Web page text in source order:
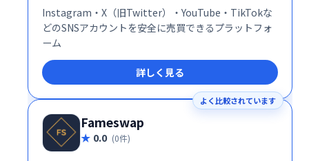
Instagram・X（旧Twitter）・YouTube・TikTokな
どのSNSアカウントを安全に売買できるプラットフォ
ーム
詳しく見る
よく比較されています
Fameswap
0.0 (0件)